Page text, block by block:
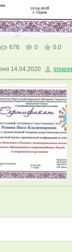
размере 1600x1153
676 0 0.0
14.04.2020